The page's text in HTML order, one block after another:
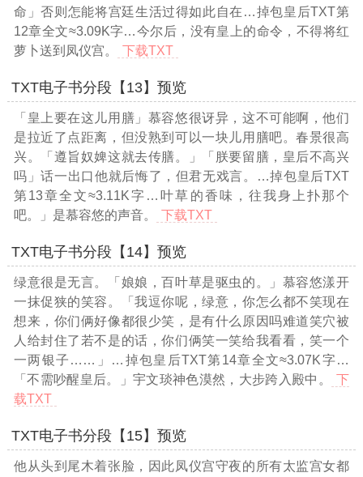
命」否则怎能将宫廷生活过得如此自在 …掉包皇后TXT第
12章全文≈3.09K字…今尔后，没有皇上的命令，不得将红
萝卜送到凤仪宫。
下载TXT
TXT电子书分段【13】预览
「皇上要在这儿用膳」慕容悠很讶异，这不可能啊，他们
是拉近了点距离，但没熟到可以一块儿用膳吧。春景很高
兴。「遵旨奴婢这就去传膳。」「朕要留膳，皇后不高兴
吗」话一出口他就后悔了，但君无戏言。
…掉包皇后TXT
第13章全文≈3.11K字… 叶草的香味，往我身上扑那个
吧。」是慕容悠的声音。
下载TXT
TXT电子书分段【14】预览
绿意很是无言。「娘娘，百叶草是驱虫的。」慕容悠漾开
一抹促狭的笑容。「我逗你呢，绿意，你怎么都不笑现在
想来，你们俩好像都很少笑，是有什么原因吗难道笑穴被
人给封住了若不是的话，你们俩笑一笑给我看看，笑一个
一两银子……」
…掉包皇后TXT第14章全文≈3.07K字…
「不需吵醒皇后。」宇文琰神色漠然，大步跨入殿中。
下
载TXT
TXT电子书分段【15】预览
他从头到尾木着张脸，因此凤仪宫守夜的所有太监宫女都